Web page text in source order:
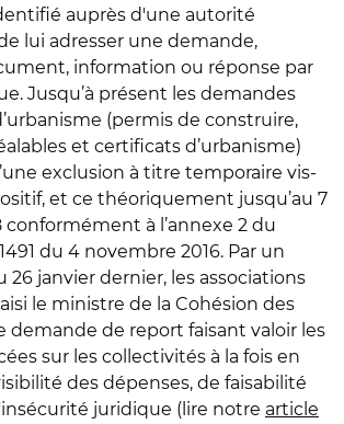
auprès d'une autorité
lui adresser une demande,
information ou réponse par
Jusqu’à présent les demandes
(permis de construire,
et certificats d’urbanisme)
exclusion à titre temporaire vis-
et ce théoriquement jusqu’au 7
conformément à l’annexe 2 du
du 4 novembre 2016. Par un
26 janvier dernier, les associations
le ministre de la Cohésion des
demande de report faisant valoir les
sur les collectivités à la fois en
des dépenses, de faisabilité
juridique (lire notre article